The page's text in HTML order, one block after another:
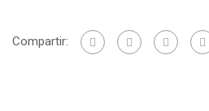
Compartir: